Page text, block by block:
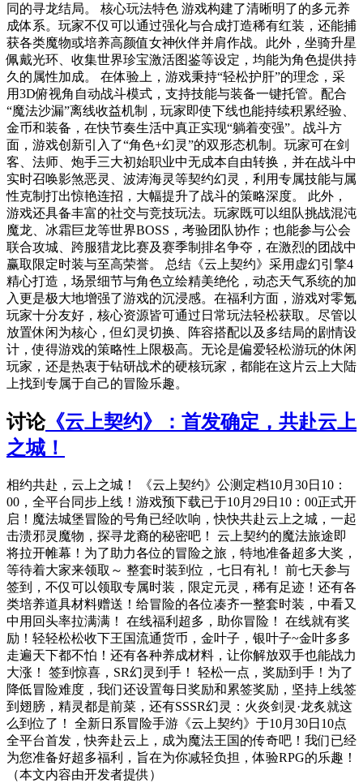
同的寻龙结局。 核心玩法特色 游戏构建了清晰明了的多元养
成体系。玩家不仅可以通过强化与合成打造稀有红装，还能捕
获各类魔物或培养高颜值女神伙伴并肩作战。此外，坐骑升星
佩戴光环、收集世界珍宝激活图鉴等设定，均能为角色提供持
久的属性加成。 在体验上，游戏秉持“轻松护肝”的理念，采
用3D俯视角自动战斗模式，支持技能与装备一键托管。配合
“魔法沙漏”离线收益机制，玩家即使下线也能持续积累经验、
金币和装备，在快节奏生活中真正实现“躺着变强”。战斗方
面，游戏创新引入了“角色+幻灵”的双形态机制。玩家可在剑
客、法师、炮手三大初始职业中无成本自由转换，并在战斗中
实时召唤影煞恶灵、波涛海灵等契约幻灵，利用专属技能与属
性克制打出惊艳连招，大幅提升了战斗的策略深度。 此外，
游戏还具备丰富的社交与竞技玩法。玩家既可以组队挑战混沌
魔龙、冰霜巨龙等世界BOSS，考验团队协作；也能参与公会
联合攻城、跨服猎龙比赛及赛季制排名争夺，在激烈的团战中
赢取限定时装与至高荣誉。 总结《云上契约》采用虚幻引擎4
精心打造，场景细节与角色立绘精美绝伦，动态天气系统的加
入更是极大地增强了游戏的沉浸感。在福利方面，游戏对零氪
玩家十分友好，核心资源皆可通过日常玩法轻松获取。尽管以
放置休闲为核心，但幻灵切换、阵容搭配以及多结局的剧情设
计，使得游戏的策略性上限极高。无论是偏爱轻松游玩的休闲
玩家，还是热衷于钻研战术的硬核玩家，都能在这片云上大陆
上找到专属于自己的冒险乐趣。
讨论《云上契约》：首发确定，共赴云上
之城！
相约共赴，云上之城！ 《云上契约》公测定档10月30日10：
00，全平台同步上线！游戏预下载已于10月29日10：00正式开
启！魔法城堡冒险的号角已经吹响，快快共赴云上之城，一起
击溃邪灵魔物，探寻龙裔的秘密吧！ 云上契约的魔法旅途即
将拉开帷幕！为了助力各位的冒险之旅，特地准备超多大奖，
等待着大家来领取～ 整套时装到位，七日有礼！ 前七天参与
签到，不仅可以领取专属时装，限定元灵，稀有足迹！还有各
类培养道具材料赠送！给冒险的各位凑齐一整套时装，中看又
中用回头率拉满满！ 在线福利超多，助你冒险！ 在线就有奖
励！轻轻松松收下王国流通货币，金叶子，银叶子~金叶多多
走遍天下都不怕！还有各种养成材料，让你解放双手也能战力
大涨！ 签到惊喜，SR幻灵到手！ 轻松一点，奖励到手！为了
降低冒险难度，我们还设置每日奖励和累签奖励，坚持上线签
到翅膀，精灵都是前菜，还有SSSR幻灵：火炎剑灵·龙炙就这
么到位了！ 全新日系冒险手游《云上契约》于10月30日10点
全平台首发，快奔赴云上，成为魔法王国的传奇吧！我们已经
为您准备好超多福利，旨在为你减轻负担，体验RPG的乐趣！
（本文内容由开发者提供）